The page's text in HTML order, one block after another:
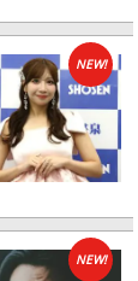
NEW!
NEW!